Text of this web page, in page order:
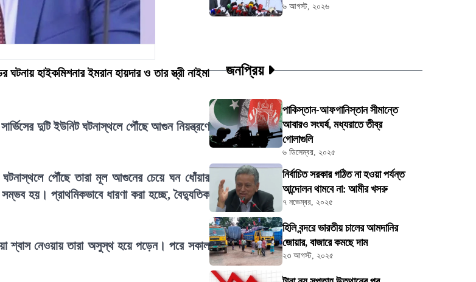
ঘটনায় হাইকমিশনার ইমরান হায়দার ও তার স্ত্রী নাইমা
দুটি ইউনিট ঘটনাস্থলে পৌঁছে আগুন নিয়ন্ত্রণে
ঘটনাস্থলে পৌঁছে তারা মূল আগুনের চেয়ে ঘন ধোঁয়ার
হয়। প্রাথমিকভাবে ধারণা করা হচ্ছে, বৈদ্যুতিক
শ্বাস নেওয়ায় তারা অসুস্থ হয়ে পড়েন। পরে সকাল
৬ আগস্ট, ২০২৬
জনপ্রিয়
পাকিস্তান-আফগানিস্তান সীমান্তে
আবারও সংঘর্ষ, মধ্যরাতে তীব্র
গোলাগুলি
৬ ডিসেম্বর, ২০২৫
নির্বাচিত সরকার গঠিত না হওয়া পর্যন্ত
আন্দোলন থামবে না: আমীর খসরু
৭ নভেম্বর, ২০২৫
হিলি বন্দরে ভারতীয় চালের আমদানির
জোয়ার, বাজারে কমছে দাম
২৩ আগস্ট, ২০২৫